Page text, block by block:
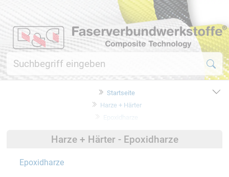
Startseite
Harze + Härter
Epoxidharze
Harze + Härter - Epoxidharze
Epoxidharze